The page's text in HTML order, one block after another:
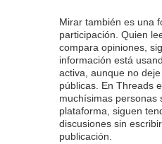
Mirar también es una
participación. Quien
compara opiniones,
información está
activa, aunque no
públicas. En Threads
muchísimas personas
plataforma, siguen
discusiones sin
publicación.